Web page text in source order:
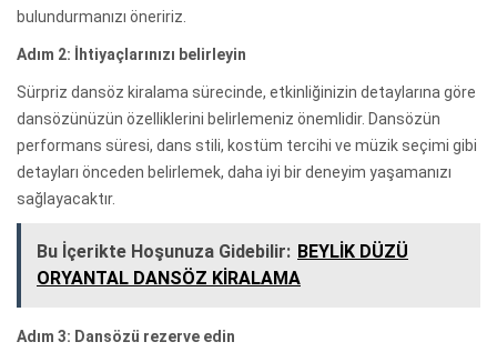
bulundurmanızı öneririz.
Adım 2: İhtiyaçlarınızı belirleyin
Sürpriz dansöz kiralama sürecinde, etkinliğinizin detaylarına göre
dansözünüzün özelliklerini belirlemeniz önemlidir. Dansözün
performans süresi, dans stili, kostüm tercihi ve müzik seçimi gibi
detayları önceden belirlemek, daha iyi bir deneyim yaşamanızı
sağlayacaktır.
Bu İçerikte Hoşunuza Gidebilir: BEYLİK DÜZÜ
ORYANTAL DANSÖZ KİRALAMA
Adım 3: Dansözü rezerve edin